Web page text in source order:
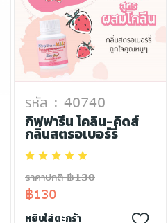
รหัส : 40740
กิฟฟารีน โคลิน-คิดส์
กลิ่นสตรอเบอร์รี่
ราคาปกติ ฿130
฿130
หยิบใส่ตะกร้า